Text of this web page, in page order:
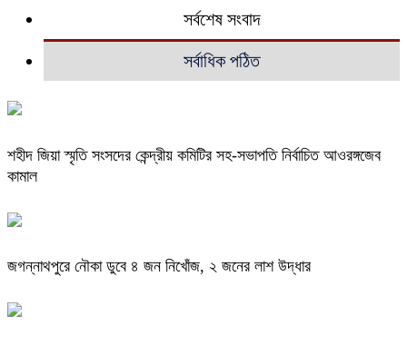
সর্বশেষ সংবাদ
সর্বাধিক পঠিত
শহীদ জিয়া স্মৃতি সংসদের কেন্দ্রীয় কমিটির সহ-সভাপতি নির্বাচিত আওরঙ্গজেব
কামাল
জগন্নাথপুরে নৌকা ডুবে ৪ জন নিখোঁজ, ২ জনের লাশ উদ্ধার